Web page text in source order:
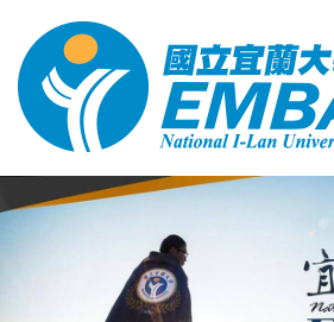
主
要
內